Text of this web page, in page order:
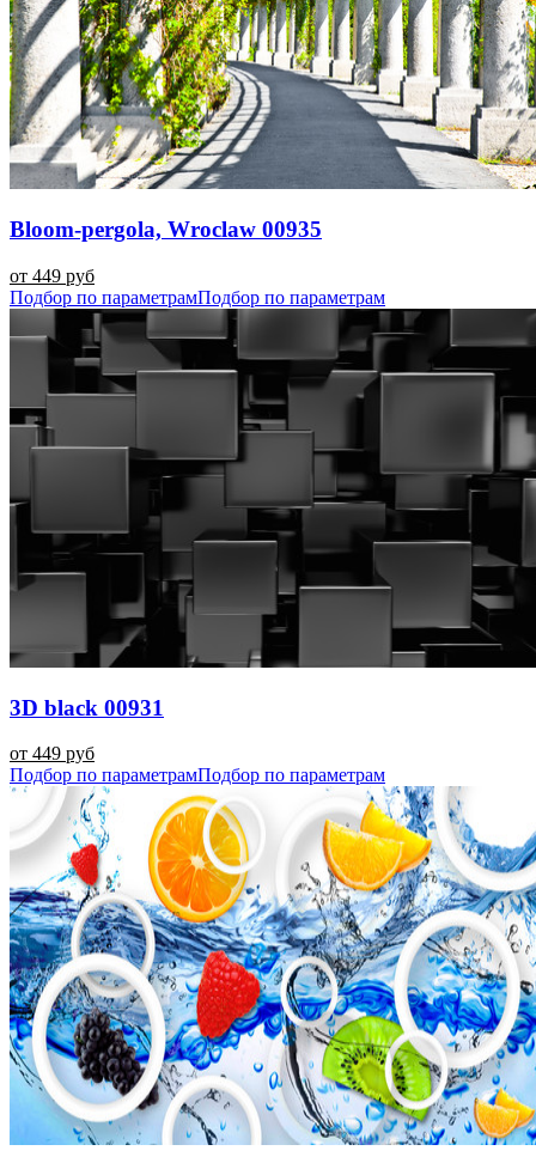
Bloom-pergola, Wroclaw 00935
от 449 руб
Подбор по параметрамПодбор по параметрам
3D black 00931
от 449 руб
Подбор по параметрамПодбор по параметрам